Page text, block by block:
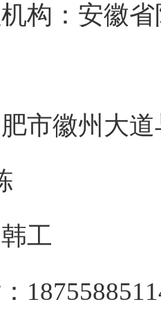
构：安徽
市徽州大
工